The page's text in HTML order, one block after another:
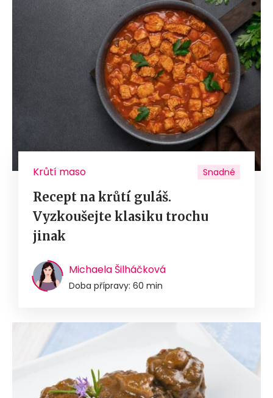
Krůtí maso Snadné
Recept na krůtí guláš.
Vyzkoušejte klasiku trochu
jinak
Michaela Šilháčková
Doba přípravy: 60 min